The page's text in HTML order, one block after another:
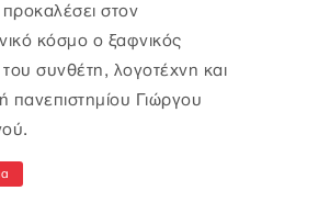
προκαλέσει στον
κόσμο ο ξαφνικός
συνθέτη, λογοτέχνη και
πανεπιστημίου Γιώργου